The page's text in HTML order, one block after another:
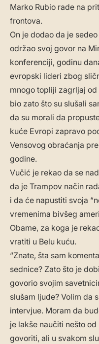
Marko Rubio rade na
frontova.
On je dodao da je
održao svoj govor na
konferenciji, godinu
evropski lideri zbog
mnogo topliji zagrljaj
bio zato što su slušali
da su morali da
kuće Evropi zapravo
Vensovog obraćanja
godine.
Vučić je rekao da se
da je Trampov način
i da će napustiti svoja
vremenima bivšeg
Obame, za koga je
vratiti u Belu kuću.
“Znate, šta sam
sednice? Zato što je
govorio svojim
slušam ljude? Volim da
intervjue. Moram da
je lakše naučiti nešto
govoriti, ali u svakom